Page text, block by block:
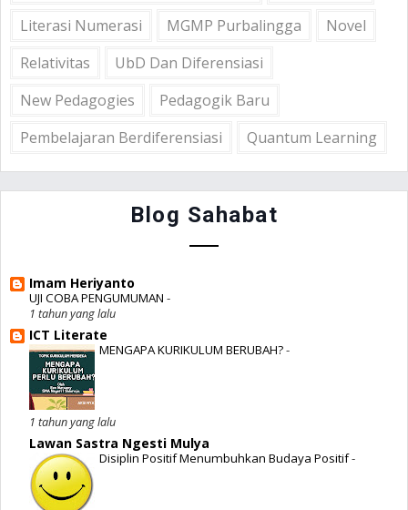
Literasi Numerasi
MGMP Purbalingga
Novel
Relativitas
UbD Dan Diferensiasi
New Pedagogies
Pedagogik Baru
Pembelajaran Berdiferensiasi
Quantum Learning
Blog Sahabat
Imam Heriyanto
UJI COBA PENGUMUMAN -
1 tahun yang lalu
ICT Literate
MENGAPA KURIKULUM BERUBAH?-
1 tahun yang lalu
Lawan Sastra Ngesti Mulya
Disiplin Positif Menumbuhkan Budaya Positif-